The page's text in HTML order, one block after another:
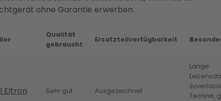
ohne Garantie erwerben.
Qualität
gebraucht
Ersatzteilverfügbarkeit
Eltron Sehr gut Ausgezeichnet
Lange
Technik,